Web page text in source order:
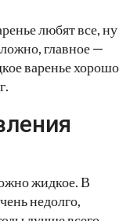
любят все, ну
главное —
варенье
жидкое. В
недолго,